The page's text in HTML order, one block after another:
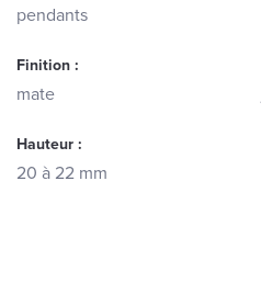
pendants
Finition :
mate
Hauteur :
20 à 22 mm